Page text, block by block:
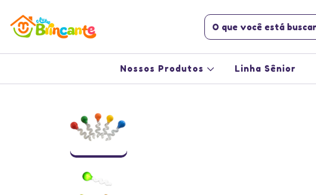
Nossos Produtos Linha Sênior